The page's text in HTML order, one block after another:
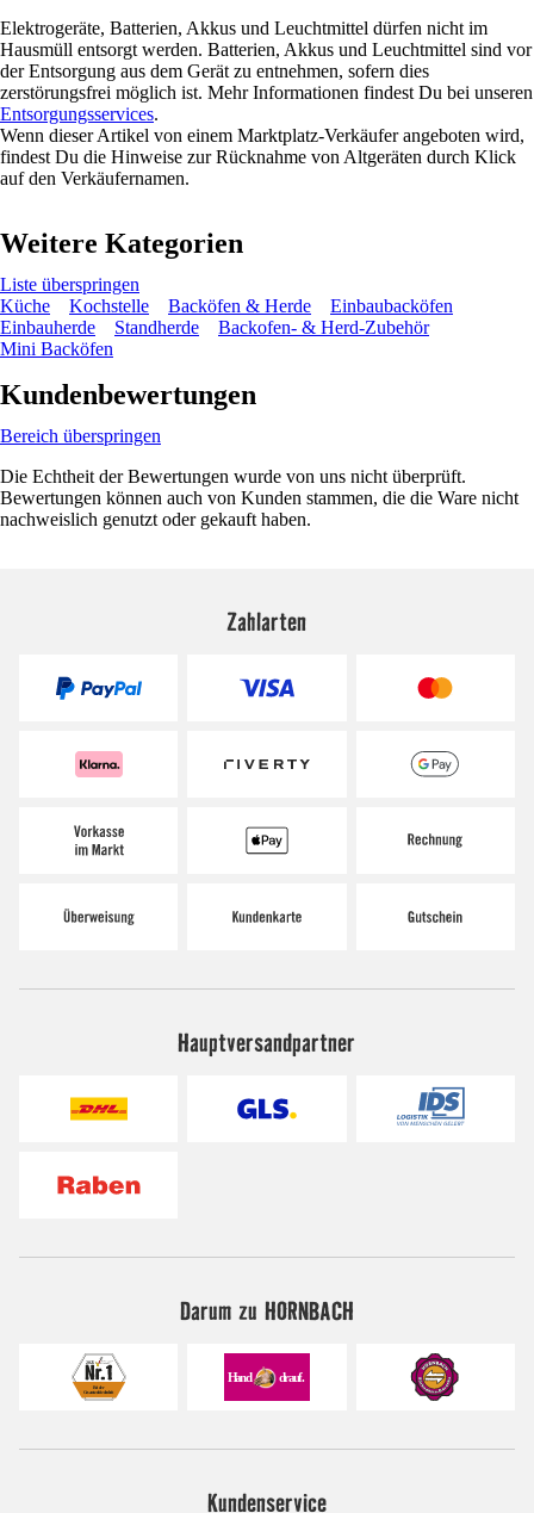
Elektrogeräte, Batterien, Akkus und Leuchtmittel dürfen nicht im
Hausmüll entsorgt werden. Batterien, Akkus und Leuchtmittel sind vor
der Entsorgung aus dem Gerät zu entnehmen, sofern dies
zerstörungsfrei möglich ist. Mehr Informationen findest Du bei unseren
Entsorgungsservices.
Wenn dieser Artikel von einem Marktplatz-Verkäufer angeboten wird,
findest Du die Hinweise zur Rücknahme von Altgeräten durch Klick
auf den Verkäufernamen.
Weitere Kategorien
Liste überspringen
Küche
Kochstelle Backöfen & Herde
Einbaubacköfen
Einbauherde
Standherde
Backofen- & Herd-Zubehör
Mini Backöfen
Kundenbewertungen
Bereich überspringen
Die Echtheit der Bewertungen wurde von uns nicht überprüft.
Bewertungen können auch von Kunden stammen, die die Ware nicht
nachweislich genutzt oder gekauft haben.
Zahlarten
Hauptversandpartner
Darum zu HORNBACH
Kundenservice